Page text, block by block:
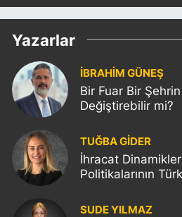
Yazarlar
İBRAHİM GÜNEŞ
Bir Fuar Bir
Değiştirebilir mi?
TUĞBA GİDER
İhracat
Politikalarının
SUDE YILMAZ